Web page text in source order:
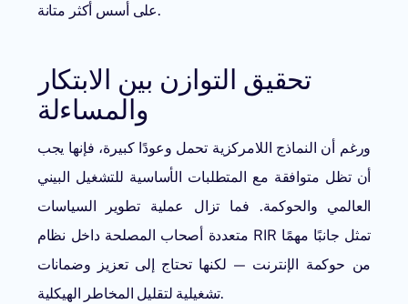
على أسس أكثر متانة.
تحقيق التوازن بين الابتكار
والمساءلة
ورغم أن النماذج اللامركزية تحمل وعودًا كبيرة، فإنها يجب
أن تظل متوافقة مع المتطلبات الأساسية للتشغيل البيني
العالمي والحوكمة. فما تزال عملية تطوير السياسات
متعددة أصحاب المصلحة داخل نظام RIR تمثل جانبًا مهمًا
من حوكمة الإنترنت — لكنها تحتاج إلى تعزيز وضمانات
تشغيلية لتقليل المخاطر الهيكلية.